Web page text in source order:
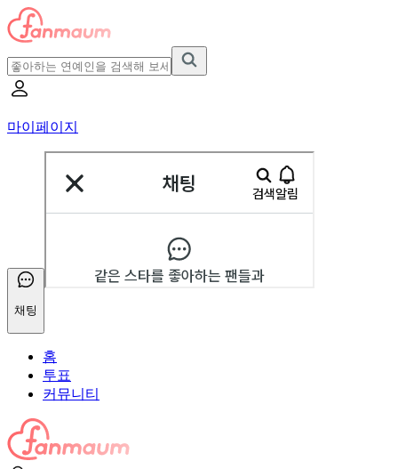
마이페이지
채팅
홈
투표
커뮤니티